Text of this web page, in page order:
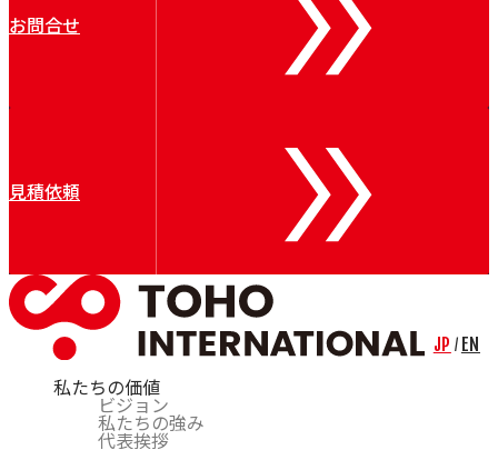
お問合せ
見積依頼
私たちの価値
ビジョン
私たちの強み
代表挨拶
JP / EN